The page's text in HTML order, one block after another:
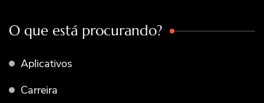
O que está procurando?
Aplicativos
Carreira